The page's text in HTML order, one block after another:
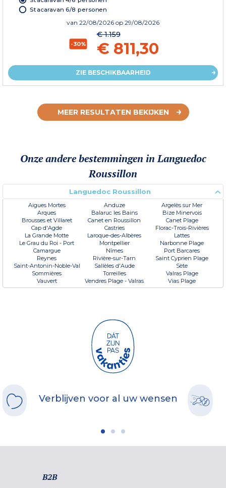
Stacaravan 6/8 personen
van 22/08/2026 op 29/08/2026
-30%
€ 1.159
€ 811,30
ZIE BESCHIKBAARHEID
MEER RESULTATEN BEKIJKEN
Onze andere bestemmingen in Languedoc
Roussillon
Languedoc Roussillon
Aigues Mortes Anduze
Argelès sur Mer
Arques
Balaruc les Bains
Bize Minervois
Brousses et Villaret
Canet en Roussillon
Canet Plage
Cap d'Agde
Castries
Florac-Trois-Rivières
La Grande Motte
Laroque-des-Albères
Lattes
Le Grau du Roi - Port
Camargue
Montpellier
Narbonne Plage
Nîmes
Port Barcares
Reynes
Rivière-sur-Tarn
Saint Cyprien Plage
Saint-Antonin-Noble-Val
Sallèles d'Aude
Sète
Sommières
Torreilles
Valras Plage
Vauvert
Vendres Plage - Valras Vias Plage
Verblijven voor al uw wensen
B2B